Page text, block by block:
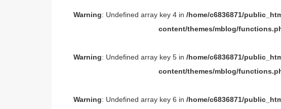
Warning: Undefined array key 4 in /home/c6836871/
content/themes/mblog/
Warning: Undefined array key 5 in /home/c6836871/
content/themes/mblog/
Warning: Undefined array key 6 in /home/c6836871/